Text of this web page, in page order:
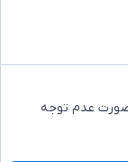
صورت عدم توجه